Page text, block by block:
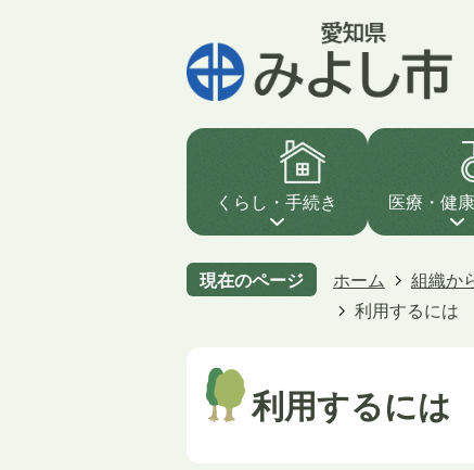
くらし・手続き 医療・健
現在のページ ホーム 組織か
利用するには
利用するには